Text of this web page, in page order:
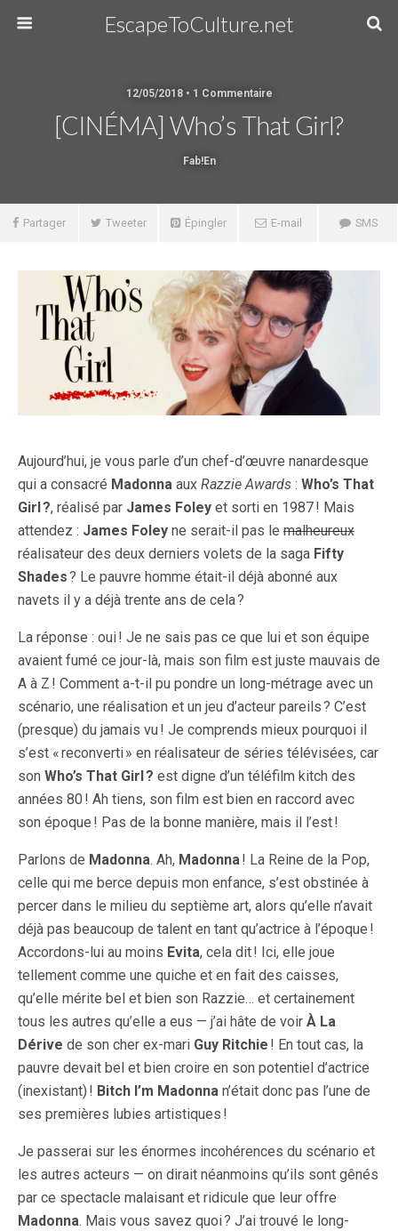
EscapeToCulture.net
12/05/2018 • 1 Commentaire
[CINÉMA] Who’s That Girl?
Fab!en
Partager Tweeter Épingler E-mail SMS
Aujourd’hui, je vous parle d’un chef-d’œuvre nanardesque
qui a consacré Madonna aux Razzie Awards : Who’s That
Girl ?, réalisé par James Foley et sorti en 1987 ! Mais
attendez : James Foley ne serait-il pas le malheureux
réalisateur des deux derniers volets de la saga Fifty
Shades? Le pauvre homme était-il déjà abonné aux
navets il y a déjà trente ans de cela ?
La réponse : oui ! Je ne sais pas ce que lui et son équipe
avaient fumé ce jour-là, mais son film est juste mauvais de
A à Z ! Comment a-t-il pu pondre un long-métrage avec un
scénario, une réalisation et un jeu d’acteur pareils ? C’est
(presque) du jamais vu ! Je comprends mieux pourquoi il
s’est « reconverti » en réalisateur de séries télévisées, car
son Who’s That Girl ? est digne d’un téléfilm kitch des
années 80 ! Ah tiens, son film est bien en raccord avec
son époque ! Pas de la bonne manière, mais il l’est !
Parlons de Madonna. Ah, Madonna! La Reine de la Pop,
celle qui me berce depuis mon enfance, s’est obstinée à
percer dans le milieu du septième art, alors qu’elle n’avait
déjà pas beaucoup de talent en tant qu’actrice à l’époque !
Accordons-lui au moins Evita, cela dit ! Ici, elle joue
tellement comme une quiche et en fait des caisses,
qu’elle mérite bel et bien son Razzie… et certainement
tous les autres qu’elle a eus — j’ai hâte de voir À La
Dérive de son cher ex-mari Guy Ritchie ! En tout cas, la
pauvre devait bel et bien croire en son potentiel d’actrice
(inexistant) ! Bitch I’m Madonna n’était donc pas l’une de
ses premières lubies artistiques !
Je passerai sur les énormes incohérences du scénario et
les autres acteurs — on dirait néanmoins qu’ils sont gênés
par ce spectacle malaisant et ridicule que leur offre
Madonna. Mais vous savez quoi ? J’ai trouvé le long-